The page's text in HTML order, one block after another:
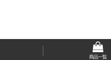
商品一覧